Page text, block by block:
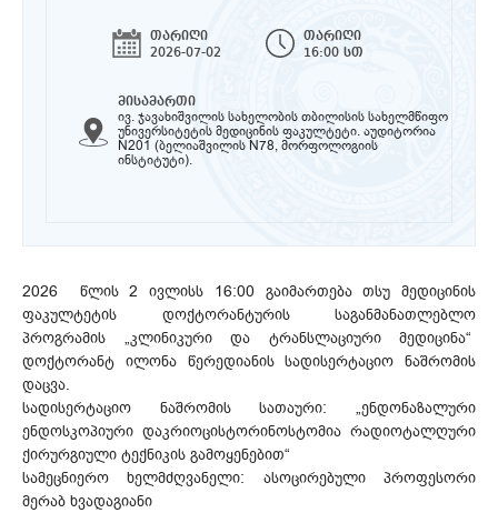
თარიღი
2026-07-02
თარიღი
16:00 სთ
მისამართი
ივ. ჯავახიშვილის სახელობის თბილისის სახელმწიფო
უნივერსიტეტის მედიცინის ფაკულტეტი. აუდიტორია
N201 (ბელიაშვილის N78, მორფოლოგიის
ინსტიტუტი).
2026 წლის 2 ივლისს 16:00 გაიმართება თსუ მედიცინის
ფაკულტეტის დოქტორანტურის საგანმანათლებლო
პროგრამის „კლინიკური და ტრანსლაციური მედიცინა“
დოქტორანტ ილონა წერედიანის სადისერტაციო ნაშრომის
დაცვა.
სადისერტაციო ნაშრომის სათაური: „ენდონაზალური
ენდოსკოპიური დაკრიოცისტორინოსტომია რადიოტალღური
ქირურგიული ტექნიკის გამოყენებით“
სამეცნიერო ხელმძღვანელი: ასოცირებული პროფესორი
მერაბ ხვადაგიანი